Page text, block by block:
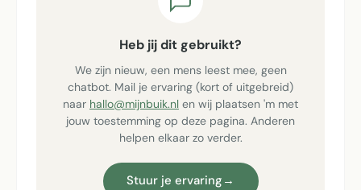
Heb jij dit gebruikt?
We zijn nieuw, een mens leest mee, geen
chatbot. Mail je ervaring (kort of uitgebreid)
naar hallo@mijnbuik.nl en wij plaatsen 'm met
jouw toestemming op deze pagina. Anderen
helpen elkaar zo verder.
Stuur je ervaring →